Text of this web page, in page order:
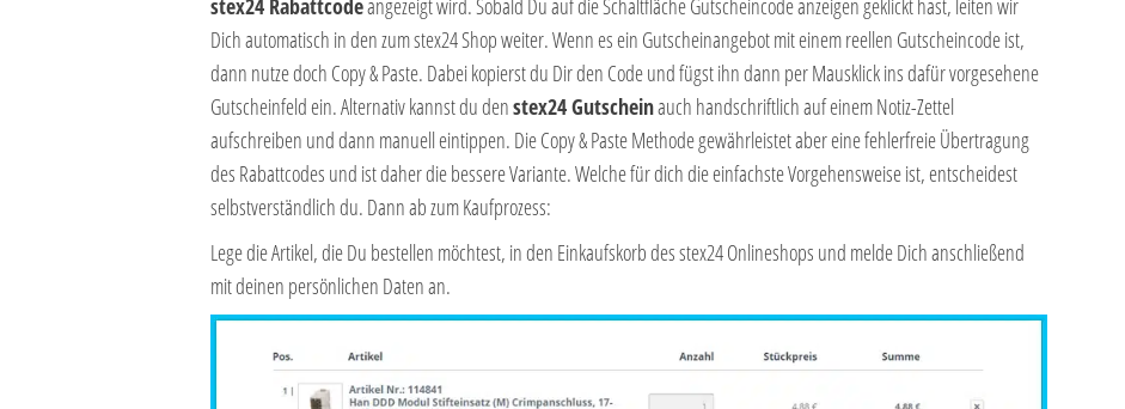
stex24 Rabattcodeangezeigt wird. Sobald Du auf die Schaltfläche Gutscheincode anzeigen geklickt hast, leiten wir
Dich automatisch in den zum stex24 Shop weiter. Wenn es ein Gutscheinangebot mit einem reellen Gutscheincode ist,
dann nutze doch Copy & Paste. Dabei kopierst du Dir den Code und fügst ihn dann per Mausklick ins dafür vorgesehene
Gutscheinfeld ein. Alternativ kannst du denstex24 Gutscheinauch handschriftlich auf einem Notiz-Zettel
aufschreiben und dann manuell eintippen. Die Copy & Paste Methode gewährleistet aber eine fehlerfreie Übertragung
des Rabattcodes und ist daher die bessere Variante. Welche für dich die einfachste Vorgehensweise ist, entscheidest
selbstverständlich du. Dann ab zum Kaufprozess:
Lege die Artikel, die Du bestellen möchtest, in den Einkaufskorb des stex24 Onlineshops und melde Dich anschließend
mit deinen persönlichen Daten an.